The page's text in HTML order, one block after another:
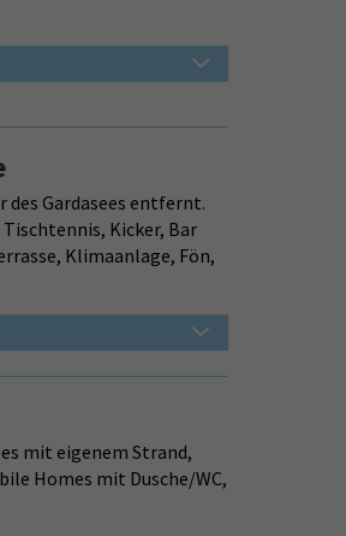
Gardasees entfernt.
Kicker, Bar
Klimaanlage, Fön,
mit eigenem Strand,
Homes mit Dusche/WC,